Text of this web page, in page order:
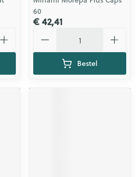
60
€ 42,41
Bestel